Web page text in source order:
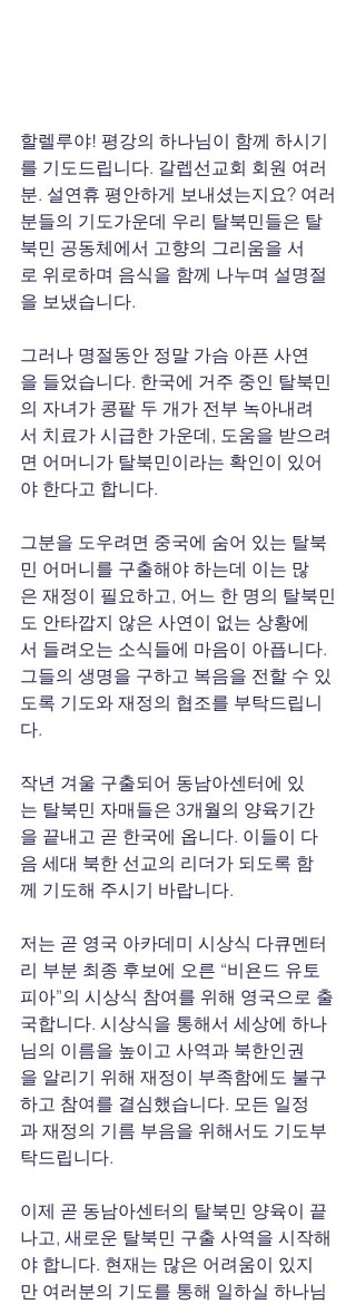
할렐루야! 평강의 하나님이 함께 하시기
를 기도드립니다. 갈렙선교회 회원 여러
분. 설연휴 평안하게 보내셨는지요? 여러
분들의 기도가운데 우리 탈북민들은 탈
북민 공동체에서 고향의 그리움을 서
로 위로하며 음식을 함께 나누며 설명절
을 보냈습니다.
그러나 명절동안 정말 가슴 아픈 사연
을 들었습니다. 한국에 거주 중인 탈북민
의 자녀가 콩팥 두 개가 전부 녹아내려
서 치료가 시급한 가운데, 도움을 받으려
면 어머니가 탈북민이라는 확인이 있어
야 한다고 합니다.
그분을 도우려면 중국에 숨어 있는 탈북
민 어머니를 구출해야 하는데 이는 많
은 재정이 필요하고, 어느 한 명의 탈북민
도 안타깝지 않은 사연이 없는 상황에
서 들려오는 소식들에 마음이 아픕니다.
그들의 생명을 구하고 복음을 전할 수 있
도록 기도와 재정의 협조를 부탁드립니
다.
작년 겨울 구출되어 동남아센터에 있
는 탈북민 자매들은 3개월의 양육기간
을 끝내고 곧 한국에 옵니다. 이들이 다
음 세대 북한 선교의 리더가 되도록 함
께 기도해 주시기 바랍니다.
저는 곧 영국 아카데미 시상식 다큐멘터
리 부분 최종 후보에 오른 “비욘드 유토
피아”의 시상식 참여를 위해 영국으로 출
국합니다. 시상식을 통해서 세상에 하나
님의 이름을 높이고 사역과 북한인권
을 알리기 위해 재정이 부족함에도 불구
하고 참여를 결심했습니다. 모든 일정
과 재정의 기름 부음을 위해서도 기도부
탁드립니다.
이제 곧 동남아센터의 탈북민 양육이 끝
나고, 새로운 탈북민 구출 사역을 시작해
야 합니다. 현재는 많은 어려움이 있지
만 여러분의 기도를 통해 일하실 하나님